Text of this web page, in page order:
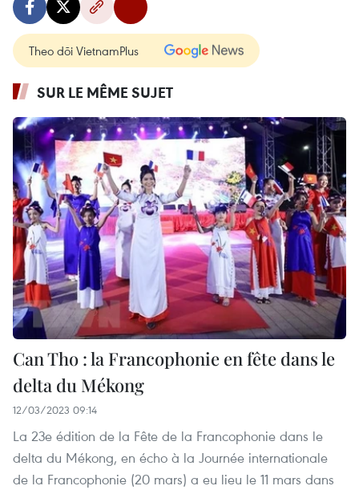
Theo dõi VietnamPlus
SUR LE MÊME SUJET
Can Tho : la Francophonie en fête dans le
delta du Mékong
12/03/2023 09:14
La 23e édition de la Fête de la Francophonie dans le
delta du Mékong, en écho à la Journée internationale
de la Francophonie (20 mars) a eu lieu le 11 mars dans